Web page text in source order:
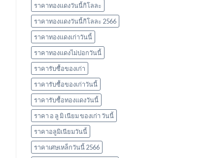
ราคาทองแดงวันนี้กิโลละ
ราคาทองแดงวันนี้กิโลละ 2566
ราคาทองแดงเก่าวันนี้
ราคาทองแดงไม่ปอกวันนี้
ราคารับซื้อของเก่า
ราคารับซื้อของเก่าวันนี้
ราคารับซื้อทองแดงวันนี้
ราคา อ ลู มิ เนียม ของเก่า วันนี้
ราคาอลูมิเนียมวันนี้
ราคาเศษเหล็กวันนี้ 2566